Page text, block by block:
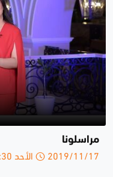
مراسلونا
2019/11/17 الأحد 18:30 م